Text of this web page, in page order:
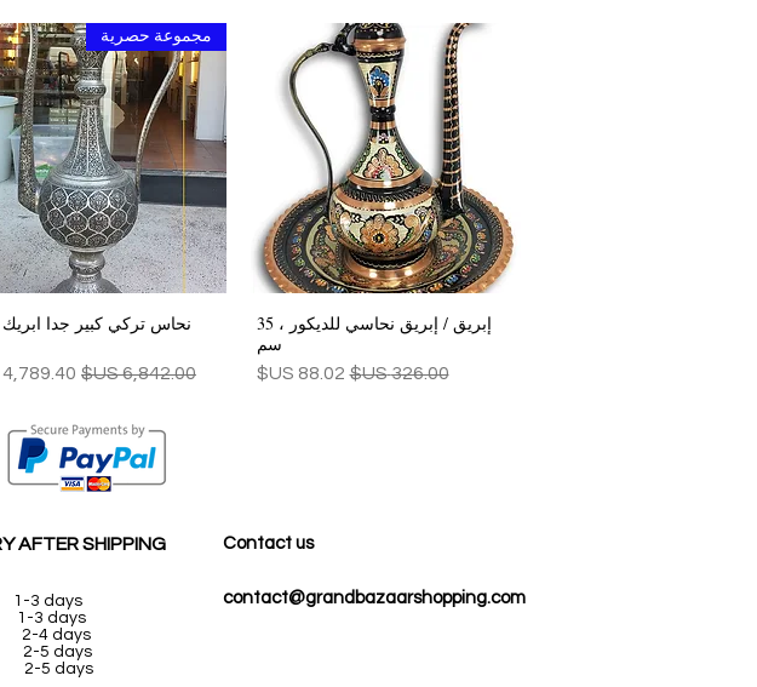
العرض السريع
إبريق / إبريق نحاسي للديكور ، 35
سم
سعر عادي‏326.00 US$ سعر البيع
العرض السريع
مجموعة حصرية
سعر عادي سعر البيع
AFTER SHIPPING
1-3 days
days
4 days
5 days
2-5 days
Contact us
contact@grandbazaarshopping.com